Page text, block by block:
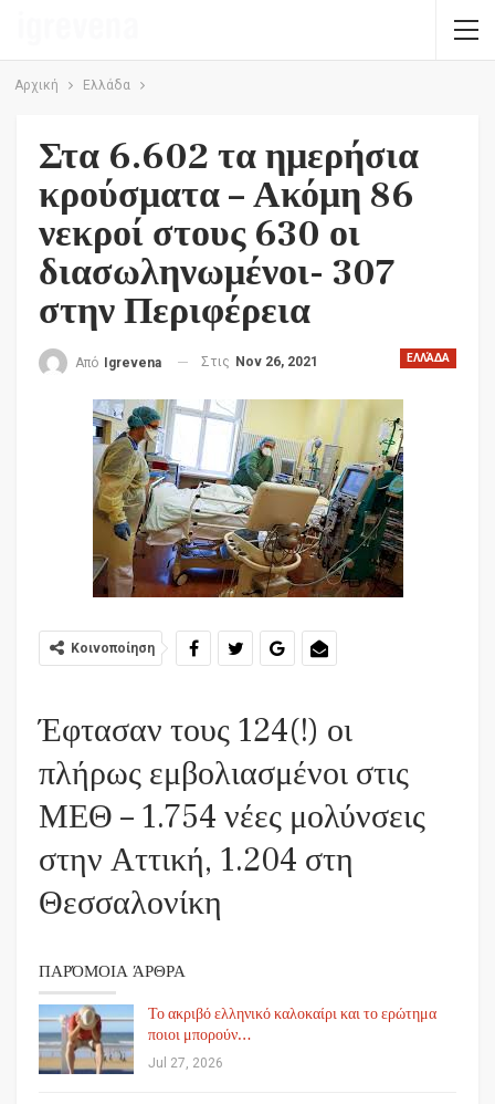
Αρχική Ελλάδα
Στα 6.602 τα ημερήσια
κρούσματα – Ακόμη 86
νεκροί στους 630 οι
διασωληνωμένοι- 307
στην Περιφέρεια
ΕΛΛΆΔΑ
Από Igrevena Στις Nov 26, 2021
Κοινοποίηση
Έφτασαν τους 124(!) οι
πλήρως εμβολιασμένοι στις
ΜΕΘ – 1.754 νέες μολύνσεις
στην Αττική, 1.204 στη
Θεσσαλονίκη
ΠΑΡΌΜΟΙΑ ΆΡΘΡΑ
Το ακριβό ελληνικό καλοκαίρι και το ερώτημα
ποιοι μπορούν…
Jul 27, 2026